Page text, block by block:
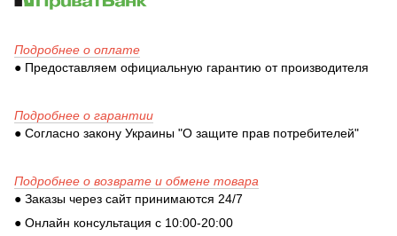
Подробнее о оплате
● Предоставляем официальную гарантию от производителя
Подробнее о гарантии
● Согласно закону Украины "О защите прав потребителей"
Подробнее о возврате и обмене товара
● Заказы через сайт принимаются 24/7
● Онлайн консультация с 10:00-20:00